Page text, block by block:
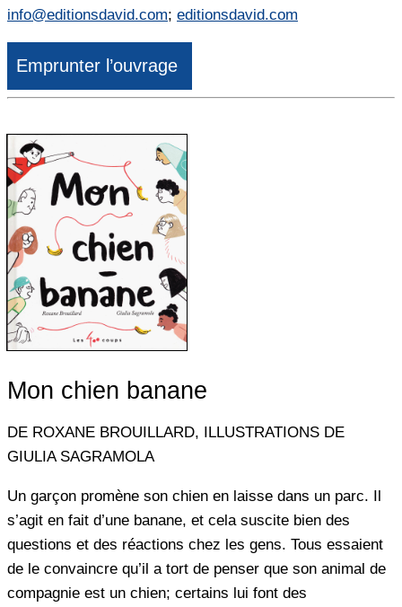
info@editionsdavid.com; editionsdavid.com
Emprunter l’ouvrage
Mon chien banane
DE ROXANE BROUILLARD, ILLUSTRATIONS DE
GIULIA SAGRAMOLA
Un garçon promène son chien en laisse dans un parc. Il
s’agit en fait d’une banane, et cela suscite bien des
questions et des réactions chez les gens. Tous essaient
de le convaincre qu’il a tort de penser que son animal de
compagnie est un chien; certains lui font des